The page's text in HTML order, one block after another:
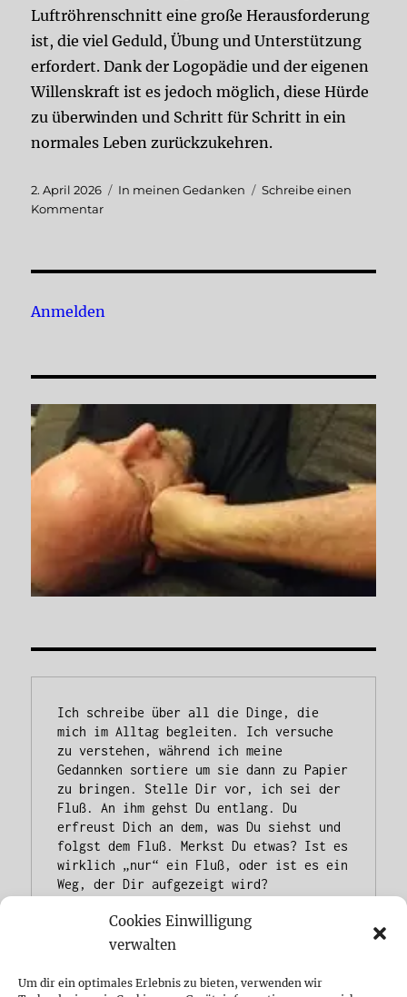
Cookies Einwilligung
verwalten
Um dir ein optimales Erlebnis zu bieten, verwenden wir
Luftröhrenschnitt eine große Herausforderung
ist, die viel Geduld, Übung und Unterstützung
erfordert. Dank der Logopädie und der eigenen
Willenskraft ist es jedoch möglich, diese Hürde
zu überwinden und Schritt für Schritt in ein
normales Leben zurückzukehren.
Veröffentlicht
am
2. April 2026 Kategorien
In meinen Gedanken
Schreibe einen
Kommentarzu
Luftröhrenschnitt
große
Anmelden
Ich schreibe über all die Dinge, die
mich im Alltag begleiten. Ich versuche
zu verstehen, während ich meine
Gedannken sortiere um sie dann zu Papier
zu bringen. Stelle Dir vor, ich sei der
Fluß. An ihm gehst Du entlang. Du
erfreust Dich an dem, was Du siehst und
folgst dem Fluß. Merkst Du etwas? Ist es
wirklich „nur“ ein Fluß, oder ist es ein
Weg, der Dir aufgezeigt wird?
Herzlich Willkommen